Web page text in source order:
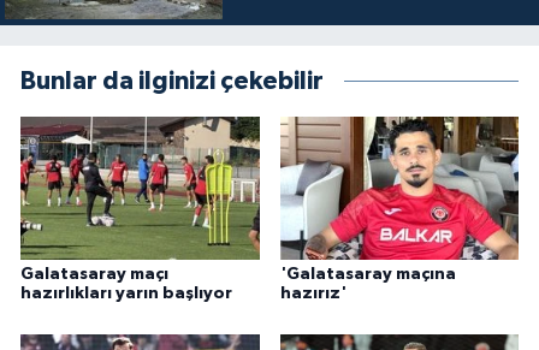
Bunlar da ilginizi çekebilir
Galatasaray maçı
hazırlıkları yarın başlıyor
'Galatasaray maçına
hazırız'